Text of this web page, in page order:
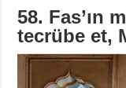
58. Fas’ın
tecrübe et,